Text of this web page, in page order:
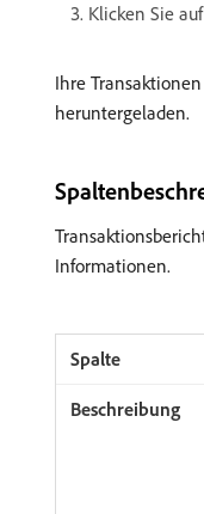
Klicken Sie auf
Ihre
heruntergeladen.
Informationen.